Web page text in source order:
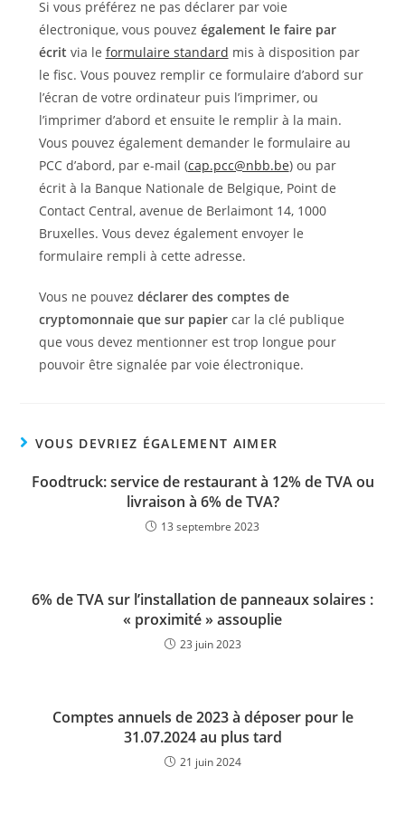
Si vous préférez ne pas déclarer par voie
électronique, vous pouvez également le faire par
écrit via le formulaire standard mis à disposition par
le fisc. Vous pouvez remplir ce formulaire d’abord sur
l’écran de votre ordinateur puis l’imprimer, ou
l’imprimer d’abord et ensuite le remplir à la main.
Vous pouvez également demander le formulaire au
PCC d’abord, par e-mail (cap.pcc@nbb.be) ou par
écrit à la Banque Nationale de Belgique, Point de
Contact Central, avenue de Berlaimont 14, 1000
Bruxelles. Vous devez également envoyer le
formulaire rempli à cette adresse.
Vous ne pouvez déclarer des comptes de
cryptomonnaie que sur papiercar la clé publique
que vous devez mentionner est trop longue pour
pouvoir être signalée par voie électronique.
VOUS DEVRIEZ ÉGALEMENT AIMER
Foodtruck: service de restaurant à 12% de TVA ou
livraison à 6% de TVA?
13 septembre 2023
6% de TVA sur l’installation de panneaux solaires :
« proximité » assouplie
23 juin 2023
Comptes annuels de 2023 à déposer pour le
31.07.2024 au plus tard
21 juin 2024